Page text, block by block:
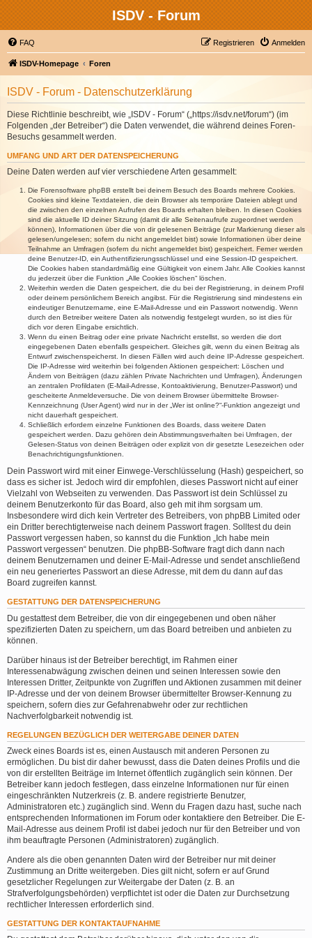
ISDV - Forum
FAQ Anmelden
Registrieren
ISDV-Homepage Foren
ISDV - Forum - Datenschutzerklärung
Diese Richtlinie beschreibt, wie „ISDV - Forum“ („https://isdv.net/forum“) (im
Folgenden „der Betreiber“) die Daten verwendet, die während deines Foren-
Besuchs gesammelt werden.
UMFANG UND ART DER DATENSPEICHERUNG
Deine Daten werden auf vier verschiedene Arten gesammelt:
Die Forensoftware phpBB erstellt bei deinem Besuch des Boards mehrere Cookies.
Cookies sind kleine Textdateien, die dein Browser als temporäre Dateien ablegt und
die zwischen den einzelnen Aufrufen des Boards erhalten bleiben. In diesen Cookies
sind die aktuelle ID deiner Sitzung (damit dir alle Seitenaufrufe zugeordnet werden
können), Informationen über die von dir gelesenen Beiträge (zur Markierung dieser als
gelesen/ungelesen; sofern du nicht angemeldet bist) sowie Informationen über deine
Teilnahme an Umfragen (sofern du nicht angemeldet bist) gespeichert. Ferner werden
deine Benutzer-ID, ein Authentifizierungsschlüssel und eine Session-ID gespeichert.
Die Cookies haben standardmäßig eine Gültigkeit von einem Jahr. Alle Cookies kannst
du jederzeit über die Funktion „Alle Cookies löschen“ löschen.
Weiterhin werden die Daten gespeichert, die du bei der Registrierung, in deinem Profil
oder deinem persönlichem Bereich angibst. Für die Registrierung sind mindestens ein
eindeutiger Benutzername, eine E-Mail-Adresse und ein Passwort notwendig. Wenn
durch den Betreiber weitere Daten als notwendig festgelegt wurden, so ist dies für
dich vor deren Eingabe ersichtlich.
Wenn du einen Beitrag oder eine private Nachricht erstellst, so werden die dort
eingegebenen Daten ebenfalls gespeichert. Gleiches gilt, wenn du einen Beitrag als
Entwurf zwischenspeicherst. In diesen Fällen wird auch deine IP-Adresse gespeichert.
Die IP-Adresse wird weiterhin bei folgenden Aktionen gespeichert: Löschen und
Ändern von Beiträgen (dazu zählen Private Nachrichten und Umfragen), Änderungen
an zentralen Profildaten (E-Mail-Adresse, Kontoaktivierung, Benutzer-Passwort) und
gescheiterte Anmeldeversuche. Die von deinem Browser übermittelte Browser-
Kennzeichnung (User Agent) wird nur in der „Wer ist online?“-Funktion angezeigt und
nicht dauerhaft gespeichert.
Schließlich erfordern einzelne Funktionen des Boards, dass weitere Daten
gespeichert werden. Dazu gehören dein Abstimmungsverhalten bei Umfragen, der
Gelesen-Status von deinen Beiträgen oder explizit von dir gesetzte Lesezeichen oder
Benachrichtigungsfunktionen.
Dein Passwort wird mit einer Einwege-Verschlüsselung (Hash) gespeichert, so
dass es sicher ist. Jedoch wird dir empfohlen, dieses Passwort nicht auf einer
Vielzahl von Webseiten zu verwenden. Das Passwort ist dein Schlüssel zu
deinem Benutzerkonto für das Board, also geh mit ihm sorgsam um.
Insbesondere wird dich kein Vertreter des Betreibers, von phpBB Limited oder
ein Dritter berechtigterweise nach deinem Passwort fragen. Solltest du dein
Passwort vergessen haben, so kannst du die Funktion „Ich habe mein
Passwort vergessen“ benutzen. Die phpBB-Software fragt dich dann nach
deinem Benutzernamen und deiner E-Mail-Adresse und sendet anschließend
ein neu generiertes Passwort an diese Adresse, mit dem du dann auf das
Board zugreifen kannst.
GESTATTUNG DER DATENSPEICHERUNG
Du gestattest dem Betreiber, die von dir eingegebenen und oben näher
spezifizierten Daten zu speichern, um das Board betreiben und anbieten zu
können.
Darüber hinaus ist der Betreiber berechtigt, im Rahmen einer
Interessenabwägung zwischen deinen und seinen Interessen sowie den
Interessen Dritter, Zeitpunkte von Zugriffen und Aktionen zusammen mit deiner
IP-Adresse und der von deinem Browser übermittelter Browser-Kennung zu
speichern, sofern dies zur Gefahrenabwehr oder zur rechtlichen
Nachverfolgbarkeit notwendig ist.
REGELUNGEN BEZÜGLICH DER WEITERGABE DEINER DATEN
Zweck eines Boards ist es, einen Austausch mit anderen Personen zu
ermöglichen. Du bist dir daher bewusst, dass die Daten deines Profils und die
von dir erstellten Beiträge im Internet öffentlich zugänglich sein können. Der
Betreiber kann jedoch festlegen, dass einzelne Informationen nur für einen
eingeschränkten Nutzerkreis (z. B. andere registrierte Benutzer,
Administratoren etc.) zugänglich sind. Wenn du Fragen dazu hast, suche nach
entsprechenden Informationen im Forum oder kontaktiere den Betreiber. Die E-
Mail-Adresse aus deinem Profil ist dabei jedoch nur für den Betreiber und von
ihm beauftragte Personen (Administratoren) zugänglich.
Andere als die oben genannten Daten wird der Betreiber nur mit deiner
Zustimmung an Dritte weitergeben. Dies gilt nicht, sofern er auf Grund
gesetzlicher Regelungen zur Weitergabe der Daten (z. B. an
Strafverfolgungsbehörden) verpflichtet ist oder die Daten zur Durchsetzung
rechtlicher Interessen erforderlich sind.
GESTATTUNG DER KONTAKTAUFNAHME